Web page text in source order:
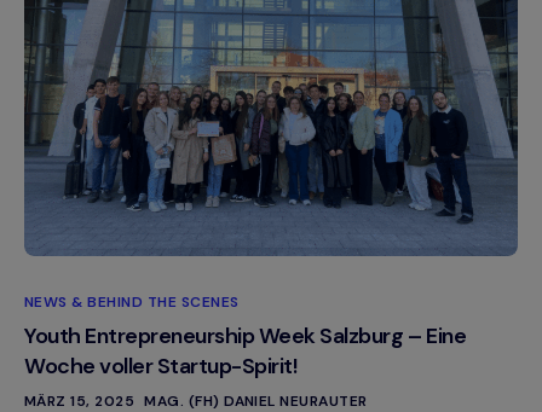
NEWS & BEHIND THE SCENES
Youth Entrepreneurship Week Salzburg – Eine
Woche voller Startup-Spirit!
MÄRZ 15, 2025 MAG. (FH) DANIEL NEURAUTER